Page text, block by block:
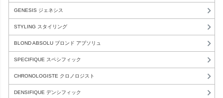
GENESIS ジェネシス
STYLING スタイリング
BLOND ABSOLU ブロンド アブソリュ
SPECIFIQUE スペシフィック
CHRONOLOGISTE クロノロジスト
DENSIFIQUE デンシフィック